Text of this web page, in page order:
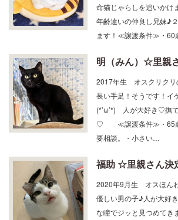
命猫じゃらしを追いかけ
年齢違いの仲良し兄妹♪
ます！≪譲渡条件≫・60
明（みん）☆里親
2017年生 オスクリクリ
長い手足！そうです！イ
(*’ω’*) 人が大好き♡撫
♡ ≪譲渡条件≫・65歳
要相談。・小さい…
福助 ☆里親さん
2020年9月生 オスほん
優しい男の子♪人が大好
な瞳でジッと見つめてき